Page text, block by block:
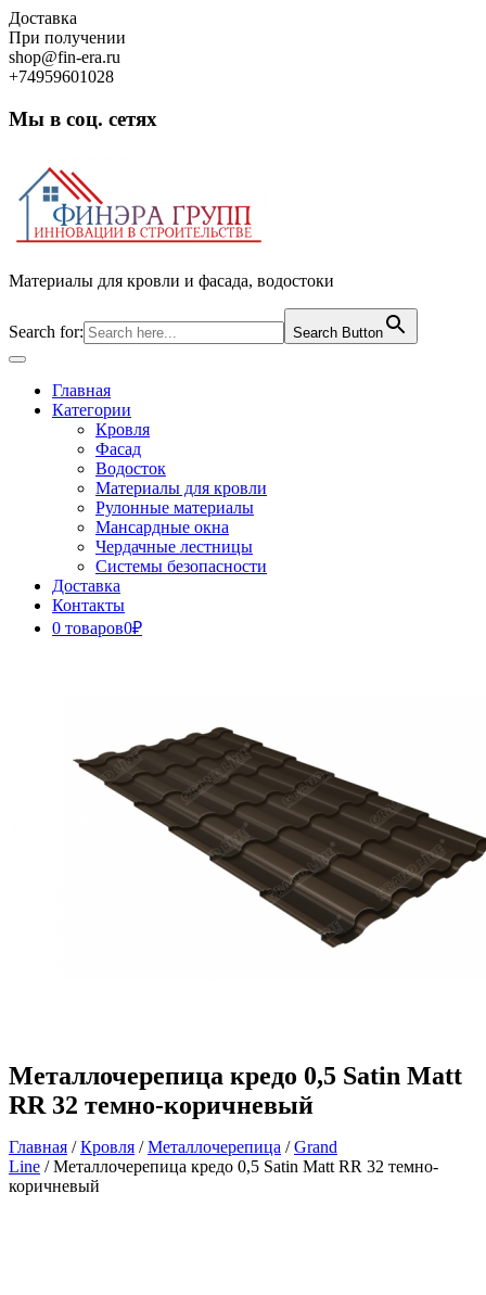
Skip
to
content
Доставка
При получении
shop@fin-era.ru
+74959601028
Мы в соц. сетях
Материалы для кровли и фасада, водостоки
Search for: Search Button
Open
ButtonГлавная
Категории
Кровля
Фасад
Водосток
Материалы для кровли
Рулонные материалы
Мансардные окна
Чердачные лестницы
Системы безопасности
Доставка
Контакты
0 товаров0₽
Металлочерепица кредо 0,5 Satin Matt
RR 32 темно-коричневый
Главная /Кровля /Металлочерепица /Grand
Line / Металлочерепица кредо 0,5 Satin Matt RR 32 темно-
коричневый